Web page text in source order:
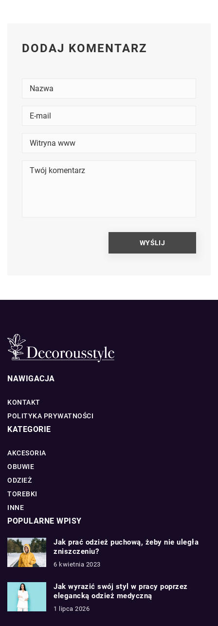
DODAJ KOMENTARZ
NAWIGACJA
KONTAKT
POLITYKA PRYWATNOŚCI
KATEGORIE
AKCESORIA
OBUWIE
ODZIEŻ
TOREBKI
INNE
POPULARNE WPISY
Jak prać odzież puchową, żeby nie uległa
zniszczeniu?
6 kwietnia 2023
Jak wyrazić swój styl w pracy poprzez
elegancką odzież medyczną
1 lipca 2026